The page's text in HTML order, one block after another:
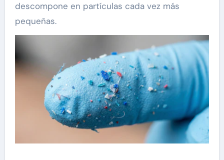
descompone en partículas cada vez más
pequeñas.